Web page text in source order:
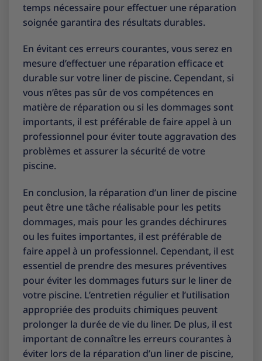
temps nécessaire pour effectuer une réparation
soignée garantira des résultats durables.
En évitant ces erreurs courantes, vous serez en
mesure d’effectuer une réparation efficace et
durable sur votre liner de piscine. Cependant, si
vous n’êtes pas sûr de vos compétences en
matière de réparation ou si les dommages sont
importants, il est préférable de faire appel à un
professionnel pour éviter toute aggravation des
problèmes et assurer la sécurité de votre
piscine.
En conclusion, la réparation d’un liner de piscine
peut être une tâche réalisable pour les petits
dommages, mais pour les grandes déchirures
ou les fuites importantes, il est préférable de
faire appel à un professionnel. Cependant, il est
essentiel de prendre des mesures préventives
pour éviter les dommages futurs sur le liner de
votre piscine. L’entretien régulier et l’utilisation
appropriée des produits chimiques peuvent
prolonger la durée de vie du liner. De plus, il est
important de connaître les erreurs courantes à
éviter lors de la réparation d’un liner de piscine,